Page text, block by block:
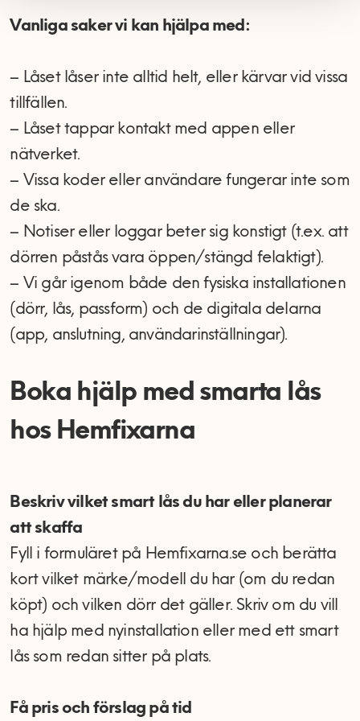
Vanliga saker vi kan hjälpa med:
– Låset låser inte alltid helt, eller kärvar vid vissa
tillfällen.
– Låset tappar kontakt med appen eller
nätverket.
– Vissa koder eller användare fungerar inte som
de ska.
– Notiser eller loggar beter sig konstigt (t.ex. att
dörren påstås vara öppen/stängd felaktigt).
– Vi går igenom både den fysiska installationen
(dörr, lås, passform) och de digitala delarna
(app, anslutning, användarinställningar).
Boka hjälp med smarta lås
hos Hemfixarna
Beskriv vilket smart lås du har eller planerar
att skaffa
Fyll i formuläret på Hemfixarna.se och berätta
kort vilket märke/modell du har (om du redan
köpt) och vilken dörr det gäller. Skriv om du vill
ha hjälp med nyinstallation eller med ett smart
lås som redan sitter på plats.
Få pris och förslag på tid